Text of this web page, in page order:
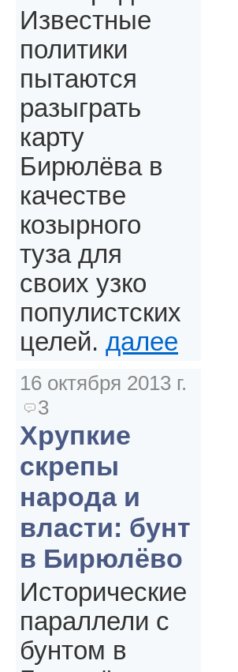
Известные
политики
пытаются
разыграть
карту
Бирюлёва в
качестве
козырного
туза для
своих узко
популистских
целей. далее
16 октября 2013 г.
3
Хрупкие
скрепы
народа и
власти: бунт
в Бирюлёво
Исторические
параллели с
бунтом в